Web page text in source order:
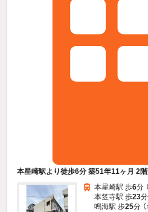
本星崎駅より徒歩6分 築51年11ヶ月 2
本星崎駅 歩6分
本笠寺駅 歩23
鳴海駅 歩25分